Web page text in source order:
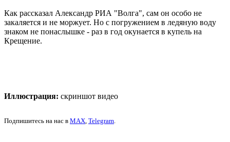
Как рассказал Александр РИА "Волга", сам он особо не
закаляется и не моржует. Но с погружением в ледяную воду
знаком не понаслышке - раз в год окунается в купель на
Крещение.
Иллюстрация: скриншот видео
Подпишитесь на нас в MAX, Telegram.